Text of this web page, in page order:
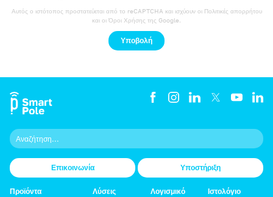
Αυτός ο ιστότοπος προστατεύεται από το reCAPTCHA και ισχύουν οι Πολιτικές απορρήτου
και οι Όροι Χρήσης της Google.
Υποβολή
Επικοινωνία Υποστήριξη
Προϊόντα
Λύσεις
Λογισμικό
Ιστολόγιο